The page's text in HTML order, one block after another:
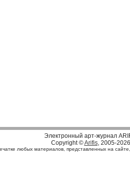
Электронный арт-журнал
Copyright ©Arifis, 2005-2026
любых материалов, представленных на